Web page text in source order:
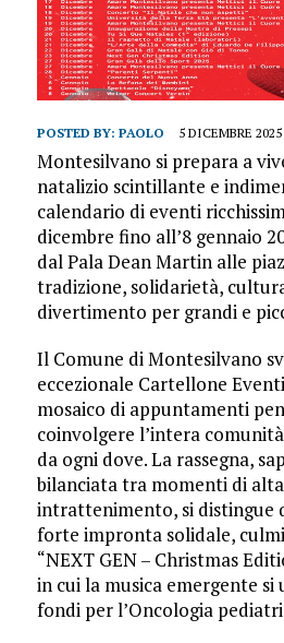
POSTED BY: PAOLO 5 DICEMBRE 2025
Montesilvano si prepara a
natalizio scintillante e
calendario di eventi
dicembre fino all’8 gennaio
dal Pala Dean Martin alle
tradizione, solidarietà,
divertimento per grandi e
Il Comune di Montesilvano
eccezionale Cartellone
mosaico di appuntamenti
coinvolgere l’intera
da ogni dove. La rassegna,
bilanciata tra momenti di
intrattenimento, si distingue
forte impronta solidale,
“NEXT GEN – Christmas
in cui la musica emergente si
fondi per l’Oncologia